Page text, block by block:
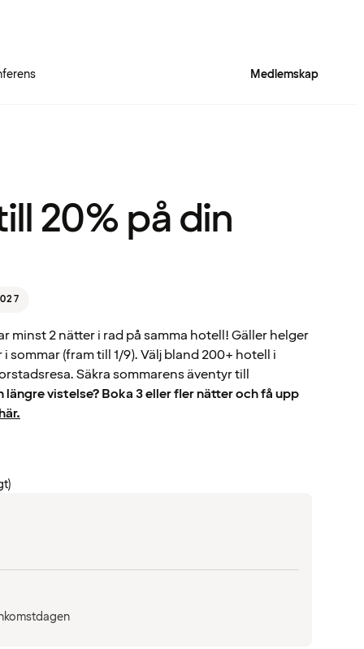
Medlemskap
20% på din
minst 2 nätter i rad på samma hotell! Gäller helger
sommar (fram till 1/9). Välj bland 200+ hotell i
Säkra sommarens äventyr till
längre vistelse? Boka 3 eller fler nätter och få upp